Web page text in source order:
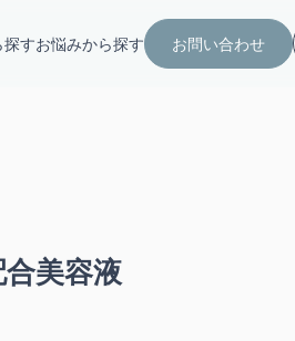
すお悩みから探す お問い合わせ
美容液